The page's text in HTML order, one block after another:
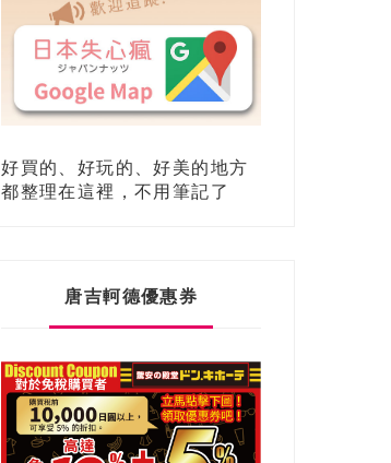
好買的、好玩的、好美的地方
都整理在這裡，不用筆記了
唐吉軻德優惠券